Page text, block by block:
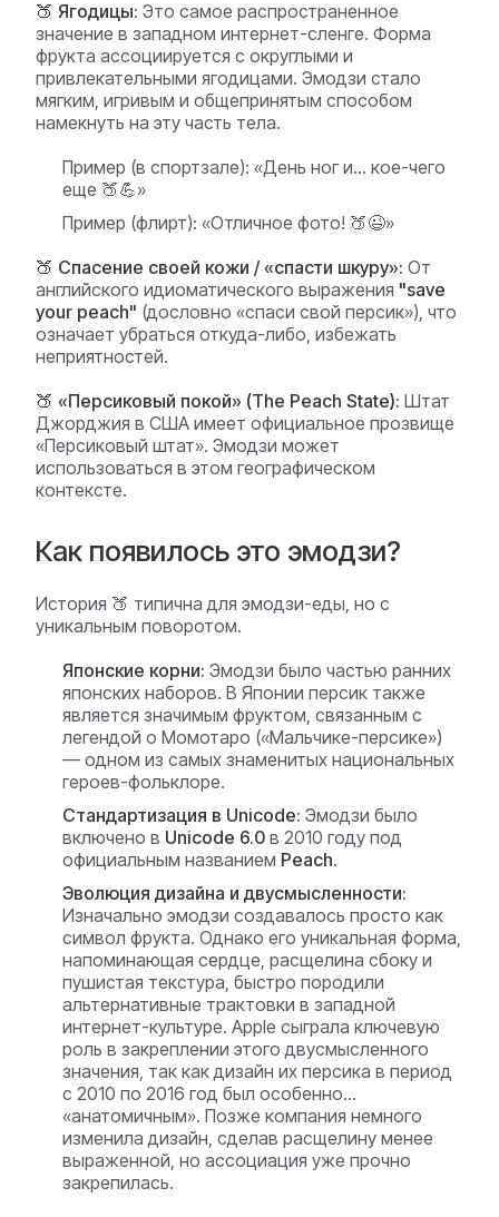
🍑 Ягодицы: Это самое распространенное
значение в западном интернет-сленге. Форма
фрукта ассоциируется с округлыми и
привлекательными ягодицами. Эмодзи стало
мягким, игривым и общепринятым способом
намекнуть на эту часть тела.
Пример (в спортзале): «День ног и... кое-чего
еще 🍑💪»
Пример (флирт): «Отличное фото! 🍑😉»
🍑 Спасение своей кожи / «спасти шкуру»: От
английского идиоматического выражения "save
your peach" (дословно «спаси свой персик»), что
означает убраться откуда-либо, избежать
неприятностей.
🍑 «Персиковый покой» (The Peach State): Штат
Джорджия в США имеет официальное прозвище
«Персиковый штат». Эмодзи может
использоваться в этом географическом
контексте.
Как появилось это эмодзи?
История 🍑 типична для эмодзи-еды, но с
уникальным поворотом.
Японские корни: Эмодзи было частью ранних
японских наборов. В Японии персик также
является значимым фруктом, связанным с
легендой о Момотаро («Мальчике-персике»)
— одном из самых знаменитых национальных
героев-фольклоре.
Стандартизация в Unicode: Эмодзи было
включено в Unicode 6.0 в 2010 году под
официальным названием Peach.
Эволюция дизайна и двусмысленности:
Изначально эмодзи создавалось просто как
символ фрукта. Однако его уникальная форма,
напоминающая сердце, расщелина сбоку и
пушистая текстура, быстро породили
альтернативные трактовки в западной
интернет-культуре. Apple сыграла ключевую
роль в закреплении этого двусмысленного
значения, так как дизайн их персика в период
с 2010 по 2016 год был особенно...
«анатомичным». Позже компания немного
изменила дизайн, сделав расщелину менее
выраженной, но ассоциация уже прочно
закрепилась.